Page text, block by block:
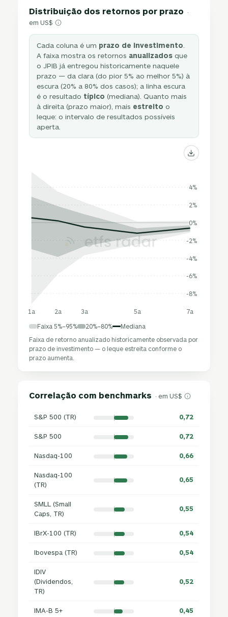
Distribuição dos retornos por prazo ·
em US$
Cada coluna é um prazo de investimento
A faixa mostra os retornos anualizados que
o JPIB já entregou historicamente naquele
prazo — da clara (do pior 5% ao melhor 5%) à
escura (20% a 80% dos casos); a linha escura
é o resultado típico (mediana). Quanto mais
à direita (prazo maior), mais estreito o
leque: o intervalo de resultados possíveis
aperta.
-8%
-6%
-4%
-2%
0%
2%
4%
1a 2a 3a 5a 7a
Faixa 5%–95% 20%–80%
Mediana
Faixa de retorno anualizado historicamente observada por
prazo de investimento — o leque estreita conforme o
prazo aumenta.
Correlação com benchmarks · em US$
S&P 500 (TR) 0,72
S&P 500 0,72
Nasdaq-100 0,66
Nasdaq-100
(TR)
0,65
SMLL (Small
Caps, TR)
0,55
IBrX-100 (TR) 0,54
Ibovespa (TR) 0,54
IDIV
(Dividendos,
TR)
0,52
IMA-B 5+ 0,45